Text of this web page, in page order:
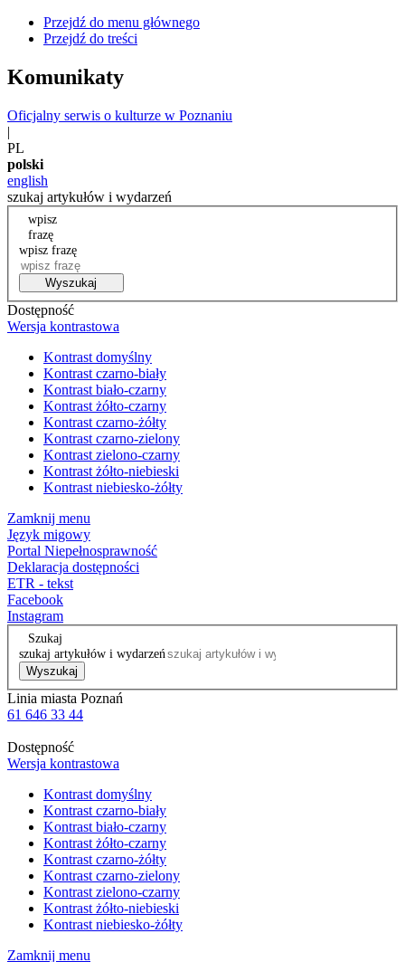
Przejdź do menu głównego
Przejdź do treści
Komunikaty
Oficjalny serwis o kulturze w Poznaniu
|
PL
polski
english
szukaj artykułów i wydarzeń
wpisz
frazę
wpisz frazę
Wyszukaj
Dostępność
Wersja kontrastowa
Kontrast domyślny
Kontrast czarno-biały
Kontrast biało-czarny
Kontrast żółto-czarny
Kontrast czarno-żółty
Kontrast czarno-zielony
Kontrast zielono-czarny
Kontrast żółto-niebieski
Kontrast niebiesko-żółty
Zamknij menu
Język migowy
Portal Niepełnosprawność
Deklaracja dostępności
ETR - tekst
Facebook
Instagram
Szukaj
szukaj artykułów i wydarzeń
Wyszukaj
Linia miasta Poznań
61 646 33 44
Dostępność
Wersja kontrastowa
Kontrast domyślny
Kontrast czarno-biały
Kontrast biało-czarny
Kontrast żółto-czarny
Kontrast czarno-żółty
Kontrast czarno-zielony
Kontrast zielono-czarny
Kontrast żółto-niebieski
Kontrast niebiesko-żółty
Zamknij menu